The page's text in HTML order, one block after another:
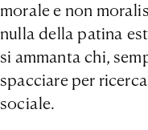
morale e non
nulla della patina
si ammanta chi,
spacciare per
sociale.